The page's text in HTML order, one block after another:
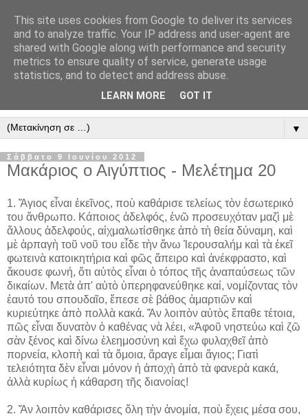
" Εξομολογεῖσθε τῶ Κυρίῳ
"
ὃτι ἀγαθός, ὃτι εἰς τόν αἰῶνα τό ἔλεος αὐτοῦ. Αλληλούϊα.
▼
Σάββατο 9 Ιουνίου 2012
Μακάριος ο Αιγύπτιος - Mελέτημα 20
1. Ἅγιος εἶναι ἐκεῖνος, ποὺ καθάρισε τελείως τὸν ἐσωτερικό
του ἄνθρωπο. Κάποιος ἀδελφός, ἐνῶ προσευχόταν μαζὶ μὲ
ἄλλους ἀδελφούς, αἰχμαλωτίσθηκε ἀπὸ τὴ θεία δύναμη, καὶ
μὲ ἁρπαγὴ τοῦ νοῦ του εἶδε τὴν ἄνω Ἰερουσαλήμ καὶ τὰ ἐκεῖ
φωτεινὰ κατοικητήρια καὶ φῶς ἄπειρο καὶ ἀνέκφραστο, καὶ
ἄκουσε φωνή, ὅτι αὐτὸς εἶναι ὁ τόπος τῆς ἀναπαύσεως τῶν
δικαίων. Μετὰ ἀπ' αὐτὸ ὑπερηφανεύθηκε καί, νομίζοντας τὸν
ἑαυτό του σπουδαῖο, ἔπεσε σὲ βάθος ἁμαρτιῶν καὶ
κυριεύτηκε ἀπὸ πολλὰ κακά. Ἄν λοιπὸν αὐτὸς ἔπαθε τέτοια,
πῶς εἶναι δυνατὸν ὁ καθένας νὰ λέει, «Ἀφοῦ νηστεύω καὶ ζῶ
σὰν ξένος καὶ δίνω ἐλεημοσύνη καὶ ἔχω φυλαχθεῖ ἀπὸ
πορνεία, κλοπὴ καὶ τὰ ὅμοια, ἄραγε εἶμαι ἅγιος; Γιατὶ
τελειότητα δὲν εἶναι μόνον ἡ ἀποχὴ ἀπὸ τὰ φανερὰ κακά,
ἀλλὰ κυρίως ἡ κάθαρση τῆς διανοίας!
2. Ἄν λοιπὸν καθάρισες ὅλη τὴν ἀνομία, ποὺ ἔχεις μέσα σου,
This site uses cookies from Google to deliver its services
and to analyze traffic. Your IP address and user-agent are
shared with Google along with performance and security
metrics to ensure quality of service, generate usage
statistics, and to detect and address abuse.
LEARN MORE GOT IT